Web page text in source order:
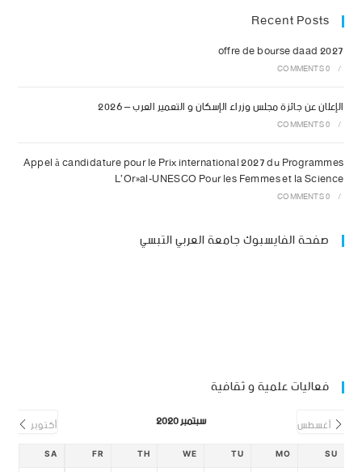
Recent Posts
offre de bourse daad 2027
/
0 COMMENTS
الإعلان عن جائزة مجلس وزراء الإسكان و التعمير العرب – 2026
/
0 COMMENTS
Appel à candidature pour le Prix international 2027 du Programmes
L’Oréal-UNESCO Pour les Femmes et la Science
/
0 COMMENTS
صفحة الفايسبوك جامعة العربي التبسي
فعاليات علمية و ثقافية
أغسطس سبتمبر 2020 أكتوبر
SU
MO
TU
WE
TH
FR
SA